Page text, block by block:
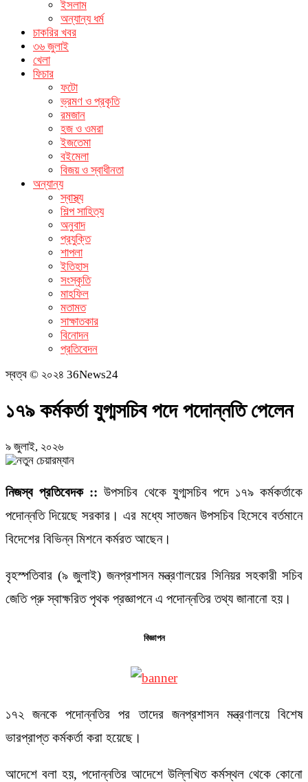
ইসলাম
অন্যান্য ধর্ম
চাকরির খবর
৩৬ জুলাই
খেলা
ফিচার
ফটো
ভ্রমণ ও প্রকৃতি
রমজান
হজ ও ওমরা
ইজতেমা
বইমেলা
বিজয় ও স্বাধীনতা
অন্যান্য
স্বাস্থ্য
শিল্প সাহিত্য
অনুবাদ
প্রযুক্তি
শাপলা
ইতিহাস
সংস্কৃতি
মাহফিল
মতামত
সাক্ষাতকার
বিনোদন
প্রতিবেদন
স্বত্ব © ২০২৪ 36News24
১৭৯ কর্মকর্তা যুগ্মসচিব পদে পদোন্নতি পেলেন
৯ জুলাই, ২০২৬
নিজস্ব প্রতিবেদক :: উপসচিব থেকে যুগ্মসচিব পদে ১৭৯ কর্মকর্তাকে
পদোন্নতি দিয়েছে সরকার। এর মধ্যে সাতজন উপসচিব হিসেবে বর্তমানে
বিদেশের বিভিন্ন মিশনে কর্মরত আছেন।
বৃহস্পতিবার (৯ জুলাই) জনপ্রশাসন মন্ত্রণালয়ের সিনিয়র সহকারী সচিব
জেতি প্রু স্বাক্ষরিত পৃথক প্রজ্ঞাপনে এ পদোন্নতির তথ্য জানানো হয়।
বিজ্ঞাপন
১৭২ জনকে পদোন্নতির পর তাদের জনপ্রশাসন মন্ত্রণালয়ে বিশেষ
ভারপ্রাপ্ত কর্মকর্তা করা হয়েছে।
আদেশে বলা হয়, পদোন্নতির আদেশে উল্লিখিত কর্মস্থল থেকে কোনো